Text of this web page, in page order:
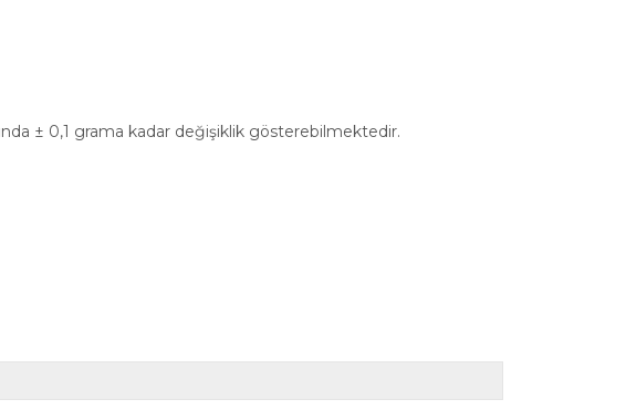
± 0,1 grama kadar değişiklik gösterebilmektedir.